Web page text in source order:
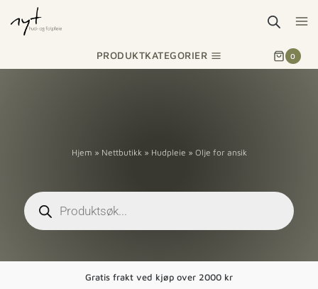
PRODUKTKATEGORIER 0
Hjem » Nettbutikk» Hudpleie » Olje for ansik
Gratis frakt ved kjøp over 2000 kr